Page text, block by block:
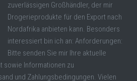
zuverlässigen Großhändler, der mir
Drogerieprodukte für den Export nach
Nordafrika anbieten kann. Besonders
interessiert bin ich an: Anforderungen:
Bitte senden Sie mir Ihre aktuelle
sowie Informationen zu
und Zahlungsbedingungen. Vielen